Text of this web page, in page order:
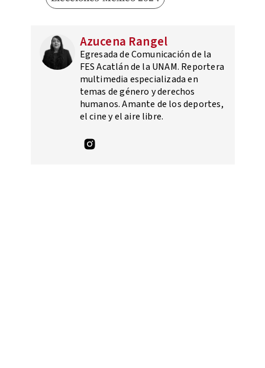
Azucena Rangel
Egresada de Comunicación de la
FES Acatlán de la UNAM. Reportera
multimedia especializada en
temas de género y derechos
humanos. Amante de los deportes,
el cine y el aire libre.